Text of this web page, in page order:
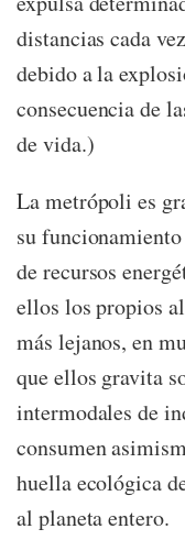
distancias cada
debido a la
consecuencia de
de vida.)
La metrópoli es
su
de recursos
ellos los propios
más lejanos, en
que ellos gravita
intermodales de
consumen
huella ecológica
al planeta entero.